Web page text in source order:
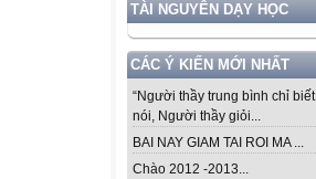
TÀI NGUYÊN DẠY HỌC
CÁC Ý KIẾN MỚI NHẤT
“Người thầy trung bình chỉ biết
nói, Người thầy giỏi...
BAI NAY GIAM TAI ROI MA ...
Chào 2012 -2013...